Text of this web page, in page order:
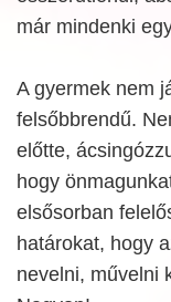
már mindenki
A gyermek nem
felsőbbrendű.
előtte,
hogy
elsősorban
határokat, hogy
nevelni, művelni